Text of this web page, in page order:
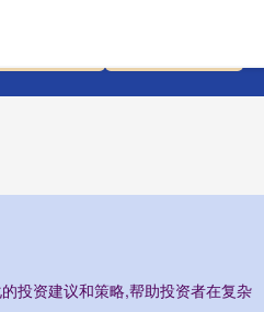
投资建议和策略,帮助投资者在复杂